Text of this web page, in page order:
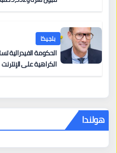
بلجيكا
الحكومة الفيدرالية
الكراهية على الإنترنت
هولندا